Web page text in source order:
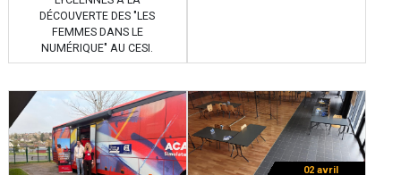
DÉCOUVERTE DES "LES
FEMMES DANS LE
NUMÉRIQUE" AU CESI.
02 avril